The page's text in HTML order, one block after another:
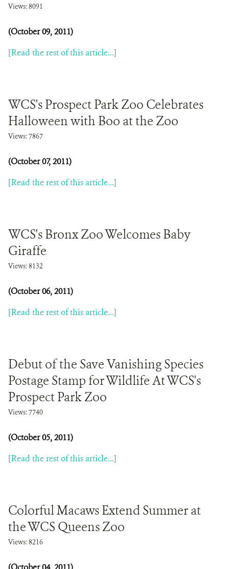
Views: 8091
(October 09, 2011)
[Read the rest of this article...]
WCS's Prospect Park Zoo Celebrates
Halloween with Boo at the Zoo
Views: 7867
(October 07, 2011)
[Read the rest of this article...]
WCS's Bronx Zoo Welcomes Baby
Giraffe
Views: 8132
(October 06, 2011)
[Read the rest of this article...]
Debut of the Save Vanishing Species
Postage Stamp for Wildlife At WCS's
Prospect Park Zoo
Views: 7740
(October 05, 2011)
[Read the rest of this article...]
Colorful Macaws Extend Summer at
the WCS Queens Zoo
Views: 8216